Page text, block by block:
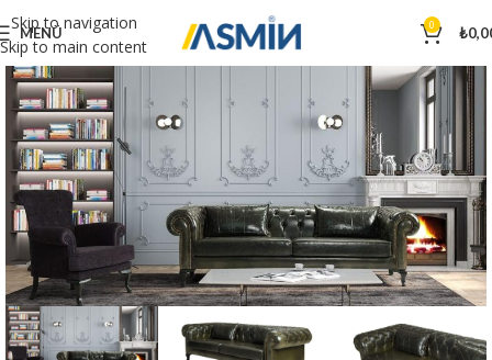
Skip to navigation
Skip to main content
MENÜ 0 ₺